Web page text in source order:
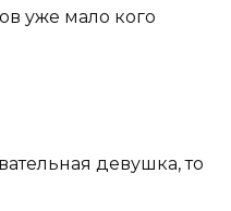
уже мало кого
девушка, то